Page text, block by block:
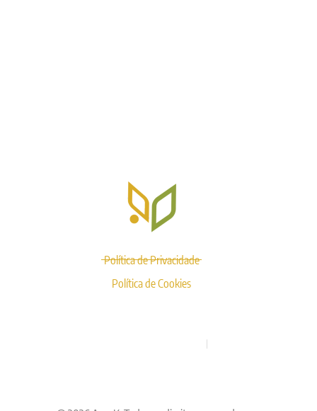
Política de Privacidade
Política de Cookies